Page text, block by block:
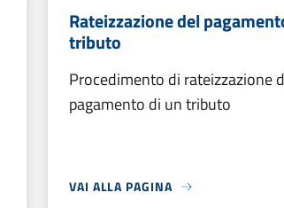
Rateizzazione del
tributo
Procedimento di rateizzazione
pagamento di un tributo
VAI ALLA PAGINA